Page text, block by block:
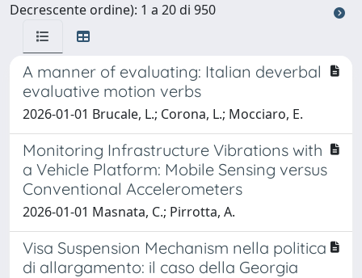
Decrescente ordine): 1 a 20 di 950
A manner of evaluating: Italian deverbal
evaluative motion verbs
2026-01-01 Brucale, L.; Corona, L.; Mocciaro, E.
Monitoring Infrastructure Vibrations with
a Vehicle Platform: Mobile Sensing versus
Conventional Accelerometers
2026-01-01 Masnata, C.; Pirrotta, A.
Visa Suspension Mechanism nella politica
di allargamento: il caso della Georgia